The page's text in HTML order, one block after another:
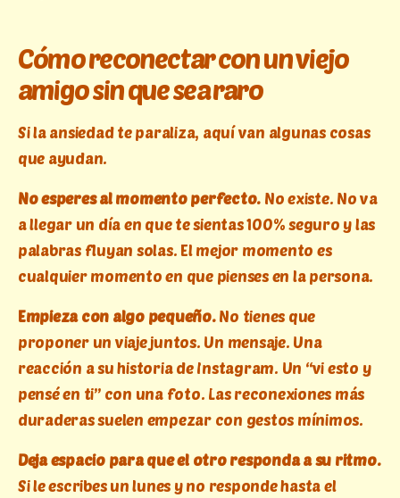
Cómo reconectar con un viejo
amigo sin que sea raro
Si la ansiedad te paraliza, aquí van algunas cosas
que ayudan.
No esperes al momento perfecto. No existe. No va
a llegar un día en que te sientas 100% seguro y las
palabras fluyan solas. El mejor momento es
cualquier momento en que pienses en la persona.
Empieza con algo pequeño.No tienes que
proponer un viaje juntos. Un mensaje. Una
reacción a su historia de Instagram. Un “vi esto y
pensé en ti” con una foto. Las reconexiones más
duraderas suelen empezar con gestos mínimos.
Deja espacio para que el otro responda a su ritmo.
Si le escribes un lunes y no responde hasta el